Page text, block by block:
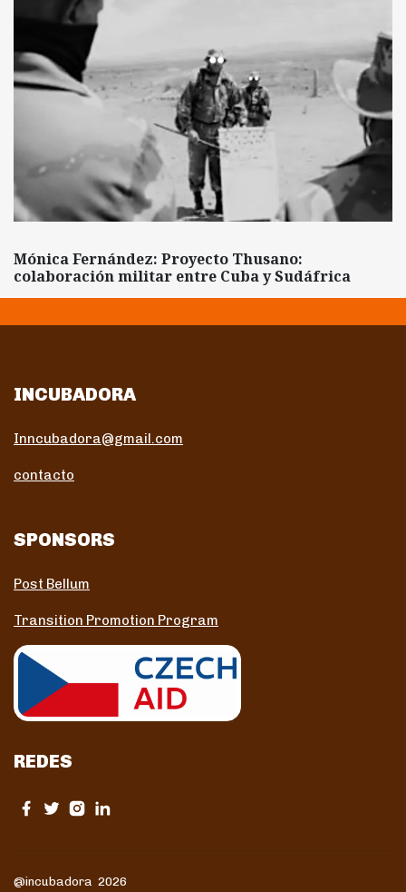
Mónica Fernández: Proyecto Thusano:
colaboración militar entre Cuba y Sudáfrica
INCUBADORA
Inncubadora@gmail.com
contacto
SPONSORS
Post Bellum
Transition Promotion Program
REDES
@incubadora 2026